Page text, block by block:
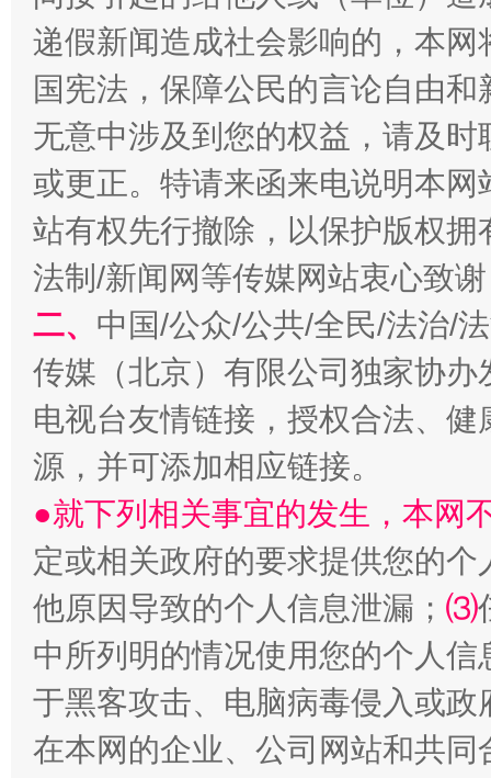
千年窑火 生生不息 一
受贿1.44亿！段成刚被判无期 从幼
递假新闻造成社会影响的，本
国宪法，保障公民的言论自由
无意中涉及到您的权益，请及
或更正。特请来函来电说明本
站有权先行撤除，以保护版权
法制/新闻网等传媒网站衷心致
二、 中国/公众/公共/全民/法治/
传媒（北京）有限公司独家协
电视台友情链接，授权合法、
源，并可添加相应链接。
●就下列相关事宜的发生，本网
定或相关政府的要求提供您的个
他原因导致的个人信息泄漏； ⑶
中所列明的情况使用您的个人
于黑客攻击、电脑病毒侵入或
在本网的企业、公司网站和共